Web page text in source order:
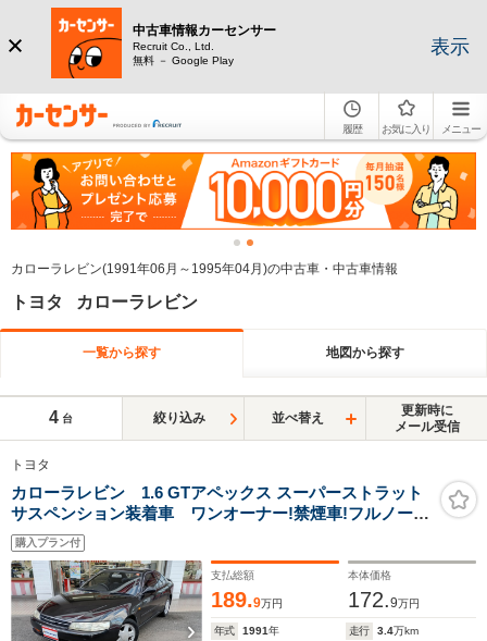
中古車情報カーセンサー
Recruit Co., Ltd.
無料 － Google Play
表示
履歴 お気に入り メニュー
カローラレビン(1991年06月～1995年04月)の中古車・中古車情報
トヨタ カローラレビン
一覧から探す 地図から探す
4 台 絞り込み 並べ替え
更新時に
メール受信
トヨタ
カローラレビン 1.6 GTアペックス スーパーストラット
サスペンション装着車 ワンオーナー!禁煙車!フルノーマ
ル車!純正5速MT!純正MOMOステアリング!純正MOMOシ
フトノブ!ETC!純正アルミホイール!オプションABS!リア
スポイラー!
購入プラン付
支払総額
189.9万円
本体価格
172.9万円
年式 1991年 走行 3.4万km